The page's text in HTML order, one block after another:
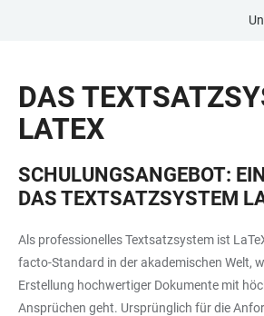
BARRIEREFREIHEIT
DAS
LATEX
SCHULUNGSANGEBOT:
DAS TEXTSATZSYSTEM
Als professionelles Textsatzsystem ist
facto-Standard in der akademischen Welt,
Erstellung hochwertiger Dokumente mit
Ansprüchen geht. Ursprünglich für die